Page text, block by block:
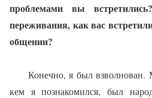
проблемами вы
переживания, как вас
общении?
Конечно, я был взволнован.
кем я познакомился, был